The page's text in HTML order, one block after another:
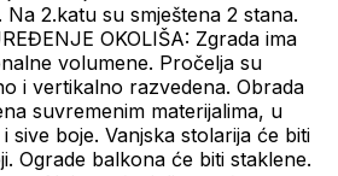
Na 2.katu su smještena 2 stana.
OKOLIŠA: Zgrada ima
volumene. Pročelja su
i vertikalno razvedena. Obrada
suvremenim materijalima, u
sive boje. Vanjska stolarija će biti
Ograde balkona će biti staklene.